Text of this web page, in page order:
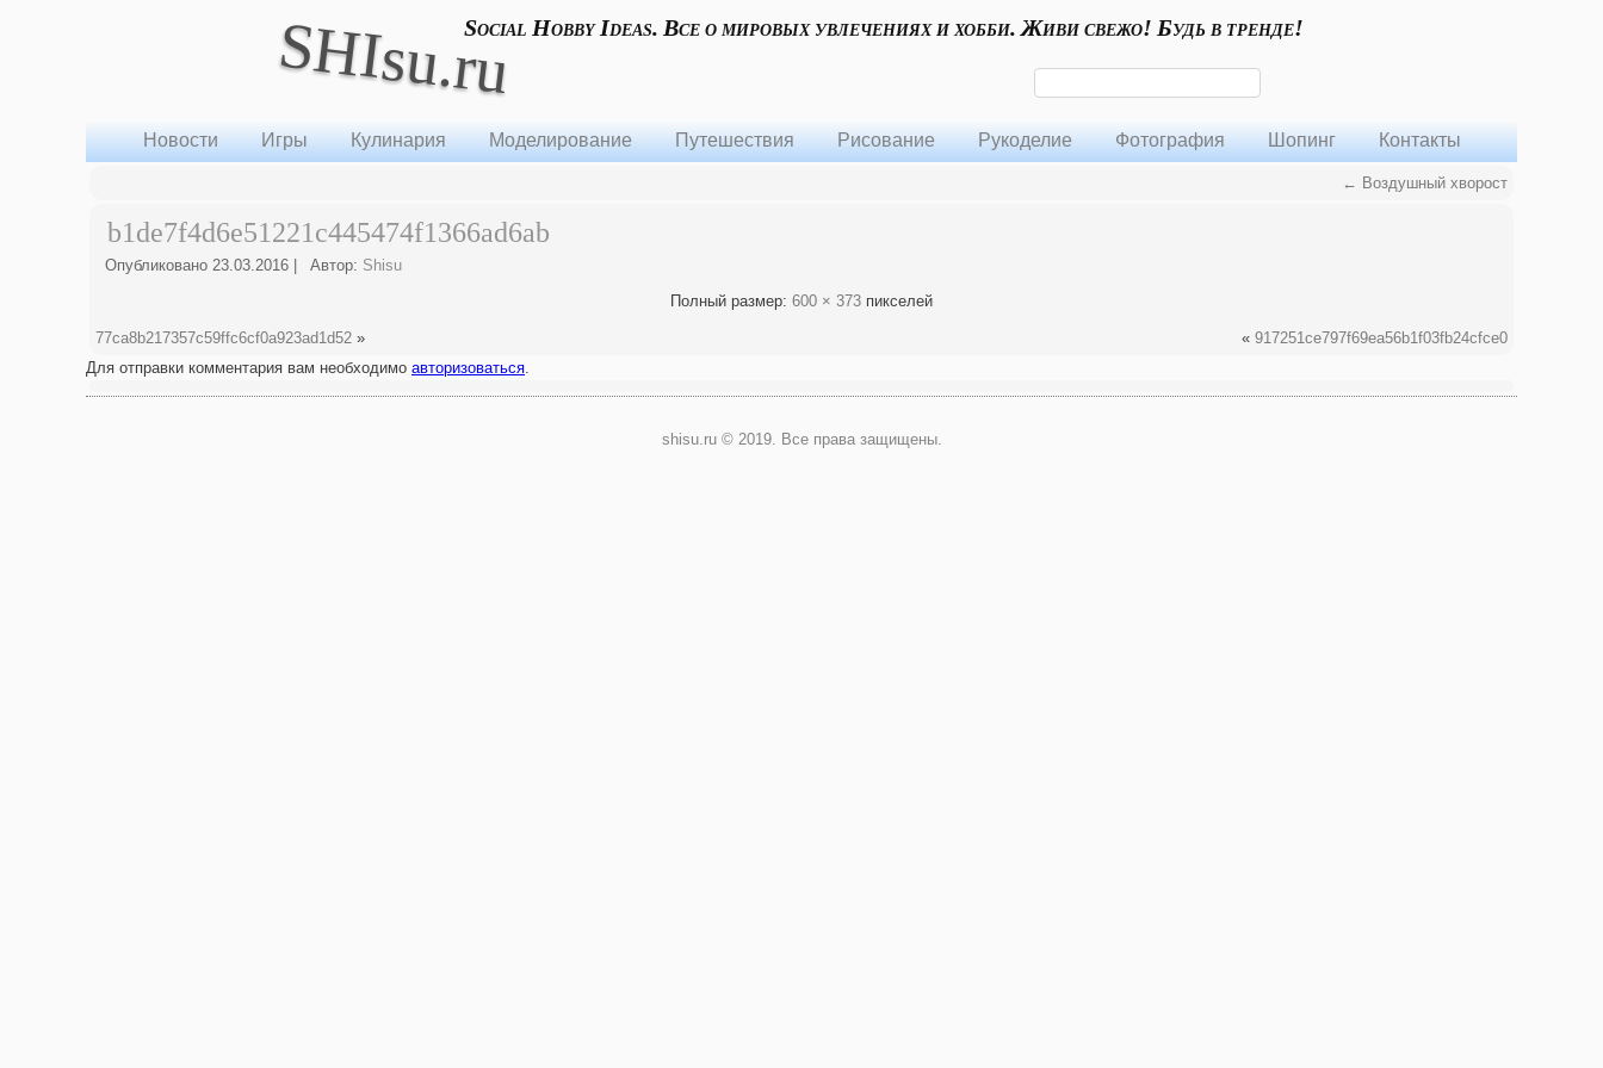
SHIsu.ruSocial Hobby Ideas. Все о мировых увлечениях и хобби. Живи свежо! Будь в тренде!
Новости Игры Кулинария Моделирование Путешествия Рисование Рукоделие Фотография Шопинг Контакты
← Воздушный хворост
b1de7f4d6e51221c445474f1366ad6ab
Опубликовано 23.03.2016 Автор: Shisu
Полный размер: 600 × 373 пикселей
77ca8b217357c59ffc6cf0a923ad1d52 » « 917251ce797f69ea56b1f03fb24cfce0
Для отправки комментария вам необходимо авторизоваться.
shisu.ru © 2019. Все права защищены.